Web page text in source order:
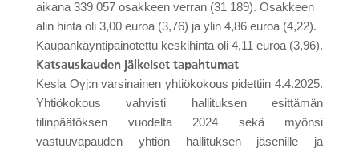
aikana 339 057 osakkeen verran (31 189). Osakkeen
alin hinta oli 3,00 euroa (3,76) ja ylin 4,86 euroa (4,22).
Kaupankäyntipainotettu keskihinta oli 4,11 euroa (3,96).
Katsauskauden jälkeiset tapahtumat
Kesla Oyj:n varsinainen yhtiökokous pidettiin 4.4.2025.
Yhtiökokous vahvisti hallituksen esittämän
tilinpäätöksen vuodelta 2024 sekä myönsi
vastuuvapauden yhtiön hallituksen jäsenille ja